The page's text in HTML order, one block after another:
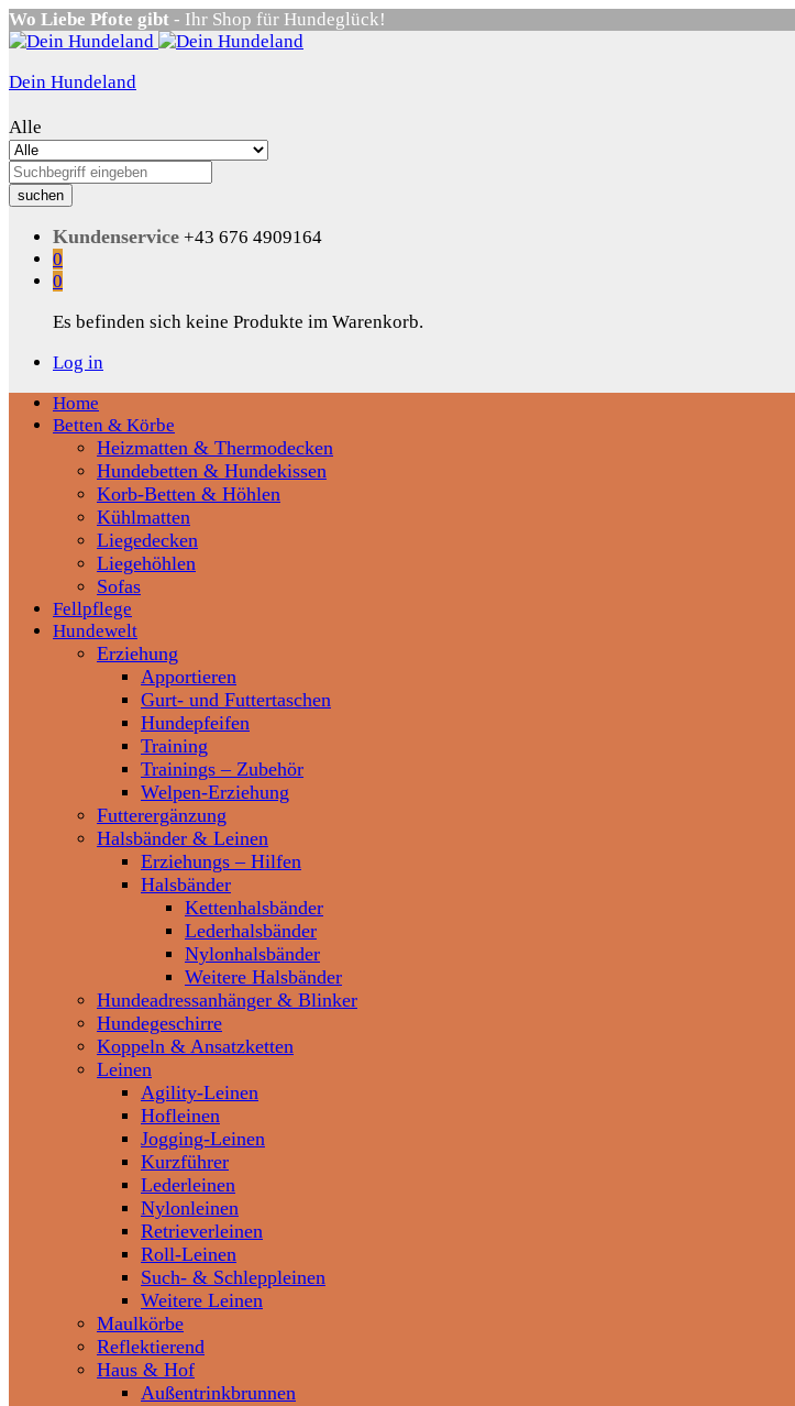
Wo Liebe Pfote gibt - Ihr Shop für Hundeglück!
Dein Hundeland
Alle
suchen
Kundenservice +43 676 4909164
0
0
Es befinden sich keine Produkte im Warenkorb.
Log in
Home
Betten & Körbe
Heizmatten & Thermodecken
Hundebetten & Hundekissen
Korb-Betten & Höhlen
Kühlmatten
Liegedecken
Liegehöhlen
Sofas
Fellpflege
Hundewelt
Erziehung
Apportieren
Gurt- und Futtertaschen
Hundepfeifen
Training
Trainings – Zubehör
Welpen-Erziehung
Futterergänzung
Halsbänder & Leinen
Erziehungs – Hilfen
Halsbänder
Kettenhalsbänder
Lederhalsbänder
Nylonhalsbänder
Weitere Halsbänder
Hundeadressanhänger & Blinker
Hundegeschirre
Koppeln & Ansatzketten
Leinen
Agility-Leinen
Hofleinen
Jogging-Leinen
Kurzführer
Lederleinen
Nylonleinen
Retrieverleinen
Roll-Leinen
Such- & Schleppleinen
Weitere Leinen
Maulkörbe
Reflektierend
Haus & Hof
Außentrinkbrunnen